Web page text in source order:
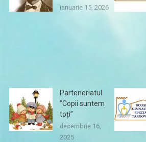
ianuarie 15, 2026
Parteneriatul
”Copii suntem
toți”
decembrie 16,
2025